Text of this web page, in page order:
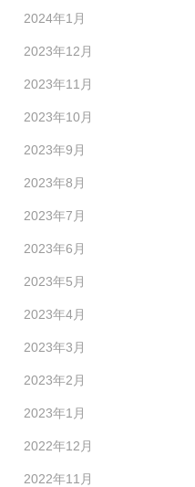
2024年1月
2023年12月
2023年11月
2023年10月
2023年9月
2023年8月
2023年7月
2023年6月
2023年5月
2023年4月
2023年3月
2023年2月
2023年1月
2022年12月
2022年11月